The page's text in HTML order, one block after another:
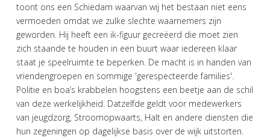
toont ons een Schiedam waarvan wij het bestaan niet eens
vermoeden omdat we zulke slechte waarnemers zijn
geworden. Hij heeft een ik-figuur gecreëerd die moet zien
zich staande te houden in een buurt waar iedereen klaar
staat je speelruimte te beperken. De macht is in handen van
vriendengroepen en sommige 'gerespecteerde families'.
Politie en boa’s krabbelen hoogstens een beetje aan de schil
van deze werkelijkheid. Datzelfde geldt voor medewerkers
van jeugdzorg, Stroomopwaarts, Halt en andere diensten die
hun zegeningen op dagelijkse basis over de wijk uitstorten.